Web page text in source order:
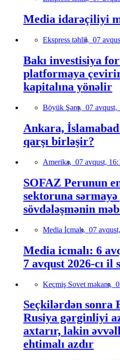
Media idarəçiliyi
Ekspress təhlil, 07
Bakı investisiya
platformaya
kapitalına yönəlir
Böyük Şərq, 07 avqust,
Ankara,
qarşı birləşir?
Amerika, 07 avqust,
SOFAZ Perunun
sektoruna
sövdələşmənin
Media İcmalı, 07
Media icmalı: 6
7 avqust 2026-cı il
Keçmiş Sovet məkanı,
Seçkilərdən sonra
Rusiya gərginliyi
axtarır, lakin
ehtimalı azdır